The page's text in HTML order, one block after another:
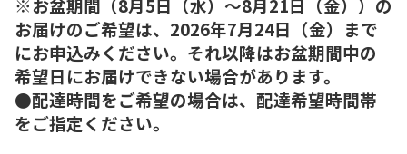
お届けのご希望は、2026年7月24日（金）まで
にお申込みください。それ以降はお盆期間中の
希望日にお届けできない場合があります。
●配達時間をご希望の場合は、配達希望時間帯
をご指定ください。